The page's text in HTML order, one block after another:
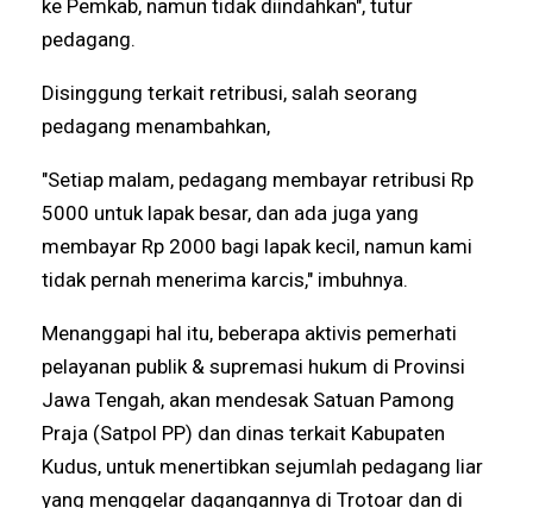
ke Pemkab, namun tidak diindahkan", tutur
pedagang.
Disinggung terkait retribusi, salah seorang
pedagang menambahkan,
"Setiap malam, pedagang membayar retribusi Rp
5000 untuk lapak besar, dan ada juga yang
membayar Rp 2000 bagi lapak kecil, namun kami
tidak pernah menerima karcis," imbuhnya.
Menanggapi hal itu, beberapa aktivis pemerhati
pelayanan publik & supremasi hukum di Provinsi
Jawa Tengah, akan mendesak Satuan Pamong
Praja (Satpol PP) dan dinas terkait Kabupaten
Kudus, untuk menertibkan sejumlah pedagang liar
yang menggelar dagangannya di Trotoar dan di